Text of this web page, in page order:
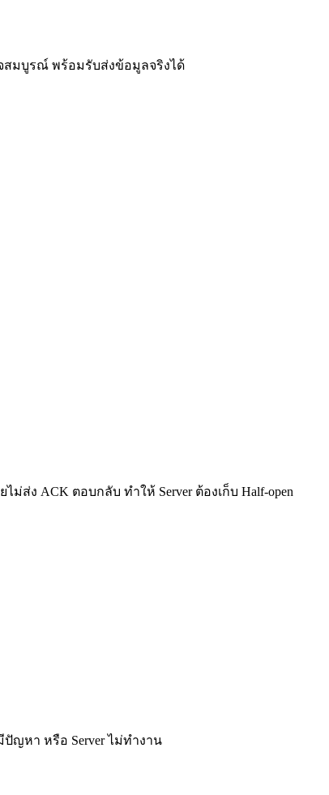
จสมบูรณ์ พร้อมรับส่งข้อมูลจริงได้
ม่ส่ง ACK ตอบกลับ ทำให้ Server ต้องเก็บ Half-open
ปัญหา หรือ Server ไม่ทำงาน